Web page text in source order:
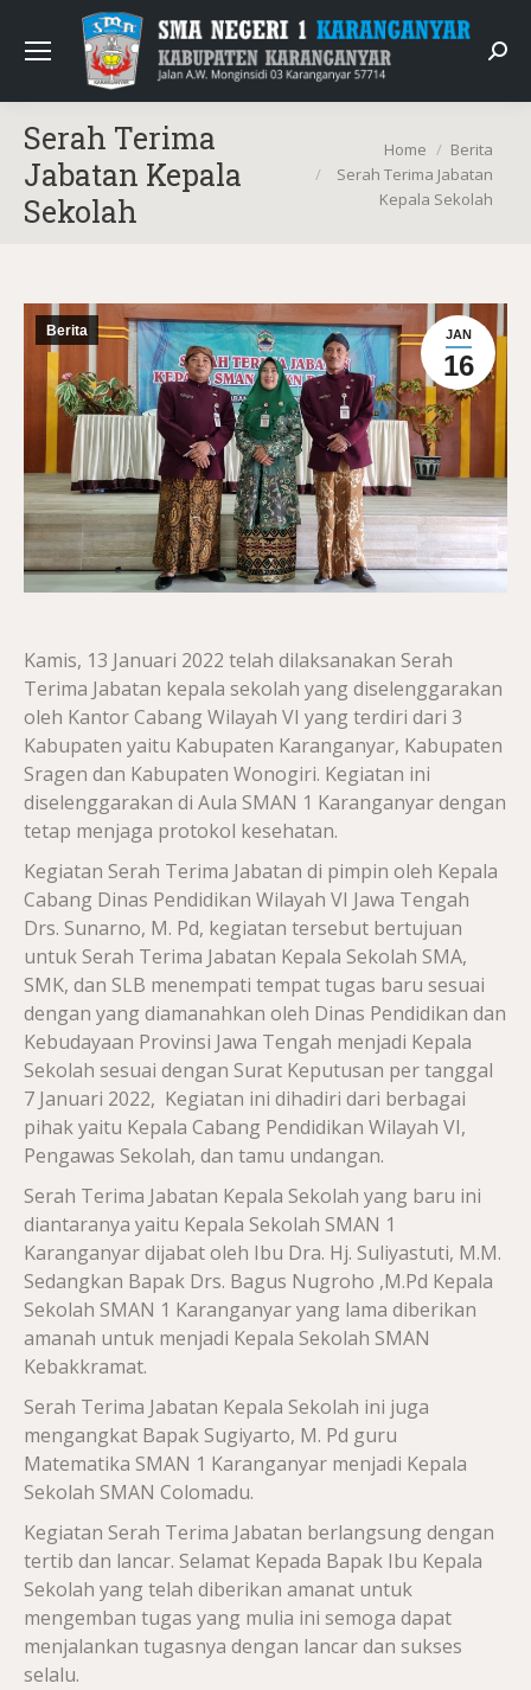
Serah Terima
Jabatan Kepala
Sekolah
You are here:
Home
Berita
Serah Terima Jabatan
Kepala Sekolah
JAN
16
Berita
Kamis, 13 Januari 2022 telah dilaksanakan Serah
Terima Jabatan kepala sekolah yang diselenggarakan
oleh Kantor Cabang Wilayah VI yang terdiri dari 3
Kabupaten yaitu Kabupaten Karanganyar, Kabupaten
Sragen dan Kabupaten Wonogiri. Kegiatan ini
diselenggarakan di Aula SMAN 1 Karanganyar dengan
tetap menjaga protokol kesehatan.
Kegiatan Serah Terima Jabatan di pimpin oleh Kepala
Cabang Dinas Pendidikan Wilayah VI Jawa Tengah
Drs. Sunarno, M. Pd, kegiatan tersebut bertujuan
untuk Serah Terima Jabatan Kepala Sekolah SMA,
SMK, dan SLB menempati tempat tugas baru sesuai
dengan yang diamanahkan oleh Dinas Pendidikan dan
Kebudayaan Provinsi Jawa Tengah menjadi Kepala
Sekolah sesuai dengan Surat Keputusan per tanggal
7 Januari 2022, Kegiatan ini dihadiri dari berbagai
pihak yaitu Kepala Cabang Pendidikan Wilayah VI,
Pengawas Sekolah, dan tamu undangan.
Serah Terima Jabatan Kepala Sekolah yang baru ini
diantaranya yaitu Kepala Sekolah SMAN 1
Karanganyar dijabat oleh Ibu Dra. Hj. Suliyastuti, M.M.
Sedangkan Bapak Drs. Bagus Nugroho ,M.Pd Kepala
Sekolah SMAN 1 Karanganyar yang lama diberikan
amanah untuk menjadi Kepala Sekolah SMAN
Kebakkramat.
Serah Terima Jabatan Kepala Sekolah ini juga
mengangkat Bapak Sugiyarto, M. Pd guru
Matematika SMAN 1 Karanganyar menjadi Kepala
Sekolah SMAN Colomadu.
Kegiatan Serah Terima Jabatan berlangsung dengan
tertib dan lancar. Selamat Kepada Bapak Ibu Kepala
Sekolah yang telah diberikan amanat untuk
mengemban tugas yang mulia ini semoga dapat
menjalankan tugasnya dengan lancar dan sukses
selalu.